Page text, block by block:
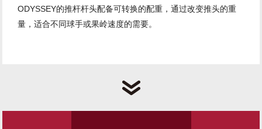
ODYSSEY的推杆杆头配备可转换的配重，通过改变推头的重
量，适合不同球手或果岭速度的需要。